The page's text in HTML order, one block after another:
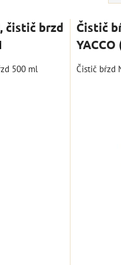
čistič brzd
500 ml
Čistič
YACCO
Čistič bŕzd